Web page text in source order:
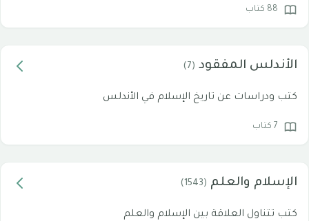
88 كتاب
الأندلس المفقود (7)
كتب ودراسات عن تاريخ الإسلام في الأندلس
7 كتاب
الإسلام والعلم (1543)
كتب تتناول العلاقة بين الإسلام والعلم